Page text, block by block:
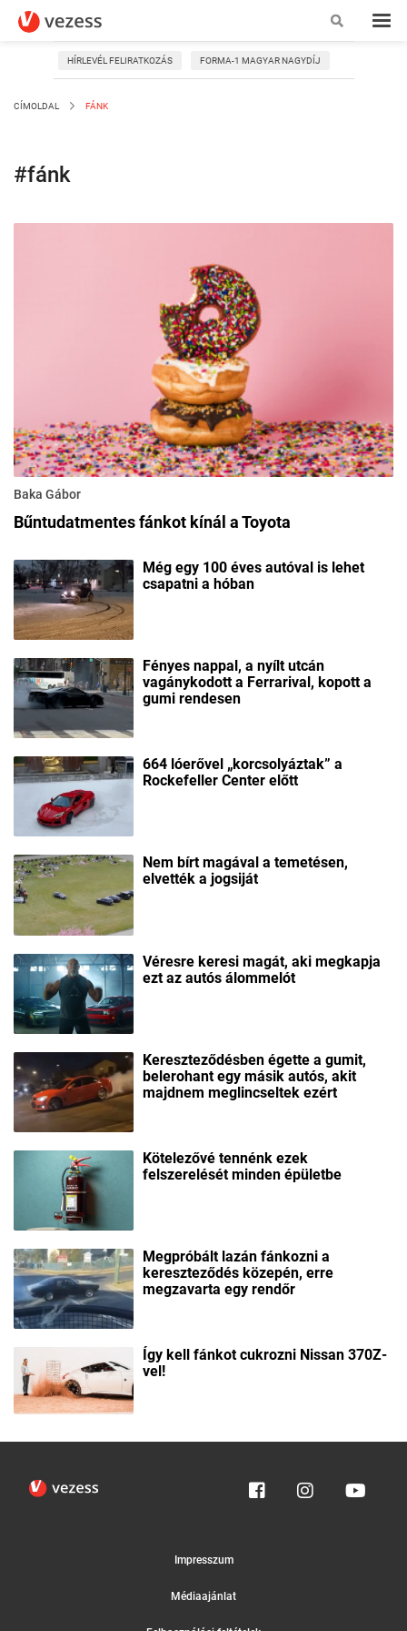
HÍRLEVÉL FELIRATKOZÁS FORMA-1 MAGYAR NAGYDÍJ
CÍMOLDAL FÁNK
#fánk
Baka Gábor
Bűntudatmentes fánkot kínál a Toyota
Még egy 100 éves autóval is lehet
csapatni a hóban
Fényes nappal, a nyílt utcán
vagánykodott a Ferrarival, kopott a
gumi rendesen
664 lóerővel „korcsolyáztak” a
Rockefeller Center előtt
Nem bírt magával a temetésen,
elvették a jogsiját
Véresre keresi magát, aki megkapja
ezt az autós álommelót
Kereszteződésben égette a gumit,
belerohant egy másik autós, akit
majdnem meglincseltek ezért
Kötelezővé tennénk ezek
felszerelését minden épületbe
Megpróbált lazán fánkozni a
kereszteződés közepén, erre
megzavarta egy rendőr
Így kell fánkot cukrozni Nissan 370Z-
vel!
Impresszum
Médiaajánlat